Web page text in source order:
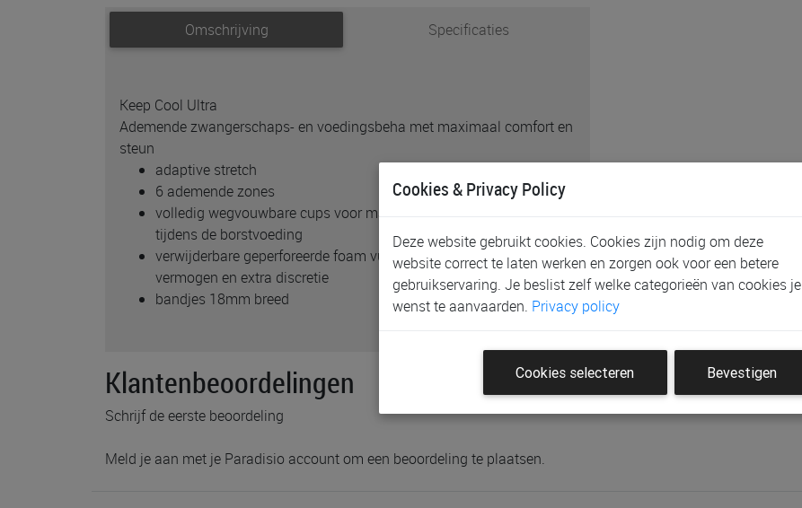
Omschrijving Specificaties
Keep Cool Ultra
Ademende zwangerschaps- en voedingsbeha met maximaal comfort en
steun
adaptive stretch
6 ademende zones
volledig wegvouwbare cups voor maximaal huid-op-huid contact
tijdens de borstvoeding
verwijderbare geperforeerde foam vulling voor extra ademend
vermogen en extra discretie
bandjes 18mm breed
Klantenbeoordelingen
Schrijf de eerste beoordeling
Meld je aan met je Paradisio account om een beoordeling te plaatsen.
Cookies & Privacy Policy
Deze website gebruikt cookies. Cookies zijn nodig om deze
website correct te laten werken en zorgen ook voor een betere
gebruikservaring. Je beslist zelf welke categorieën van cookies je
wenst te aanvaarden. Privacy policy
Cookies selecteren Bevestigen